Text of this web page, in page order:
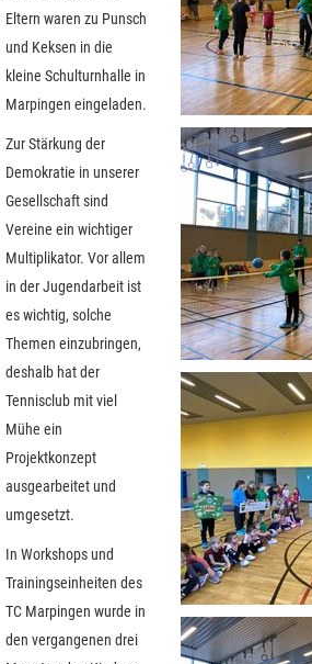
Eltern waren zu Punsch
und Keksen in die
kleine Schulturnhalle in
Marpingen eingeladen.
Zur Stärkung der
Demokratie in unserer
Gesellschaft sind
Vereine ein wichtiger
Multiplikator. Vor allem
in der Jugendarbeit ist
es wichtig, solche
Themen einzubringen,
deshalb hat der
Tennisclub mit viel
Mühe ein
Projektkonzept
ausgearbeitet und
umgesetzt.
In Workshops und
Trainingseinheiten des
TC Marpingen wurde in
den vergangenen drei